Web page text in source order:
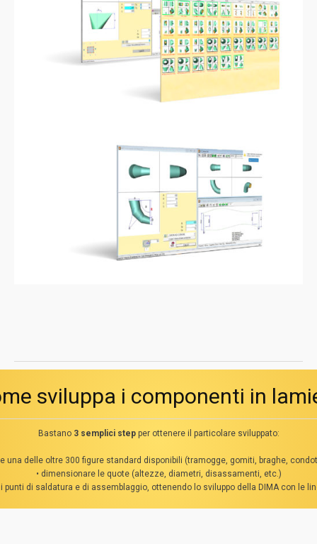
sviluppa i componenti in
Bastano 3 semplici stepper ottenere il particolare sviluppato:
una delle oltre 300 figure standard disponibili (tramogge, gomiti, braghe,
• dimensionare le quote (altezze, diametri, disassamenti, etc.)
punti di saldatura e di assemblaggio, ottenendo lo sviluppo della DIMA con le